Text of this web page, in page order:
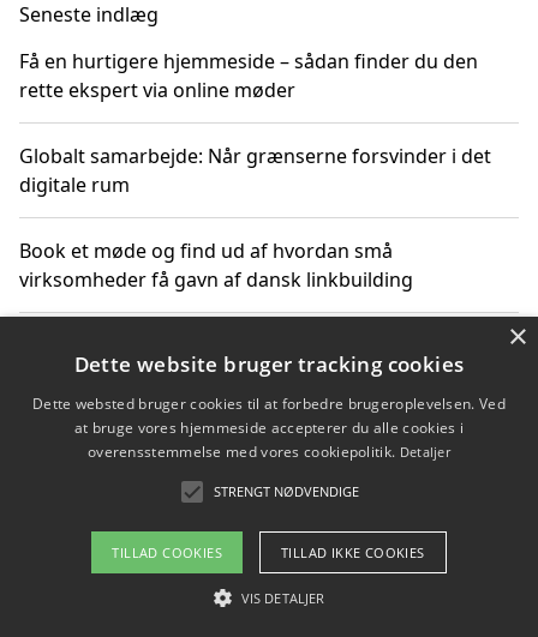
Seneste indlæg
Få en hurtigere hjemmeside – sådan finder du den
rette ekspert via online møder
Globalt samarbejde: Når grænserne forsvinder i det
digitale rum
Book et møde og find ud af hvordan små
virksomheder få gavn af dansk linkbuilding
får du indgår et samarbejde
Hold et møde med en WordPress ekspert og vælg den
mest professionelle til at vedligeholde din løsning
Copyright 2026 - Pilanto Aps
Om / kontakt
×
Dette website bruger tracking cookies
Dette websted bruger cookies til at forbedre brugeroplevelsen. Ved
at bruge vores hjemmeside accepterer du alle cookies i
overensstemmelse med vores cookiepolitik. Detaljer
STRENGT NØDVENDIGE
TILLAD COOKIES TILLAD IKKE COOKIES
VIS DETALJER